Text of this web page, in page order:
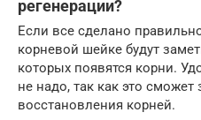
регенерации?
Если все сделано
корневой шейке будут
которых появятся корни.
не надо, так как это сможет
восстановления корней.